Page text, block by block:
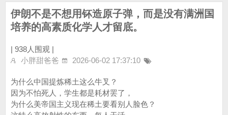
伊朗不是不想用钚造原子弹，而是没有满洲国
培养的高素质化学人才留底。
| 938人围观 |
小胖甜爸爸
2026-06-02 17:37:10
为什么中国提炼稀土这么牛叉？
因为不怕死人，学生都是耗材罢了，
为什么美帝国主义现在稀土要看别人脸色？